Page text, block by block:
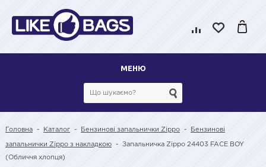
МЕНЮ
Головна - Каталог - Бензинові запальнички Zippo - Бензинові
запальнички Zippo з накладкою - Запальничка Zippo 24403 FACE BOY
(Обличчя хлопця)